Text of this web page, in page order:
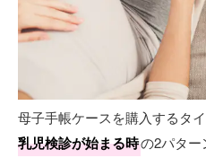
母子手帳ケースを購入するタイ
乳児検診が始まる時の2パター